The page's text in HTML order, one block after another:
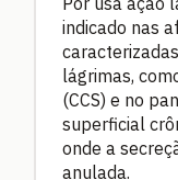
indicado nas
lágrimas,
(CCS) e no
superficial
onde a
anulada.